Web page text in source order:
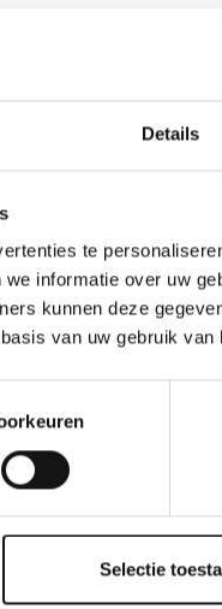
Details
te
informatie over uw
kunnen deze
van uw gebruik van
Selectie
Den haag. U
is,